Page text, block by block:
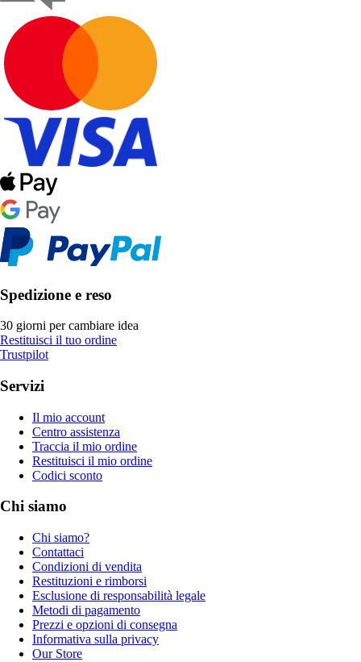
Spedizione e reso
30 giorni per cambiare idea
Restituisci il tuo ordine
Trustpilot
Servizi
Il mio account
Centro assistenza
Traccia il mio ordine
Restituisci il mio ordine
Codici sconto
Chi siamo
Chi siamo?
Contattaci
Condizioni di vendita
Restituzioni e rimborsi
Esclusione di responsabilità legale
Metodi di pagamento
Prezzi e opzioni di consegna
Informativa sulla privacy
Our Store